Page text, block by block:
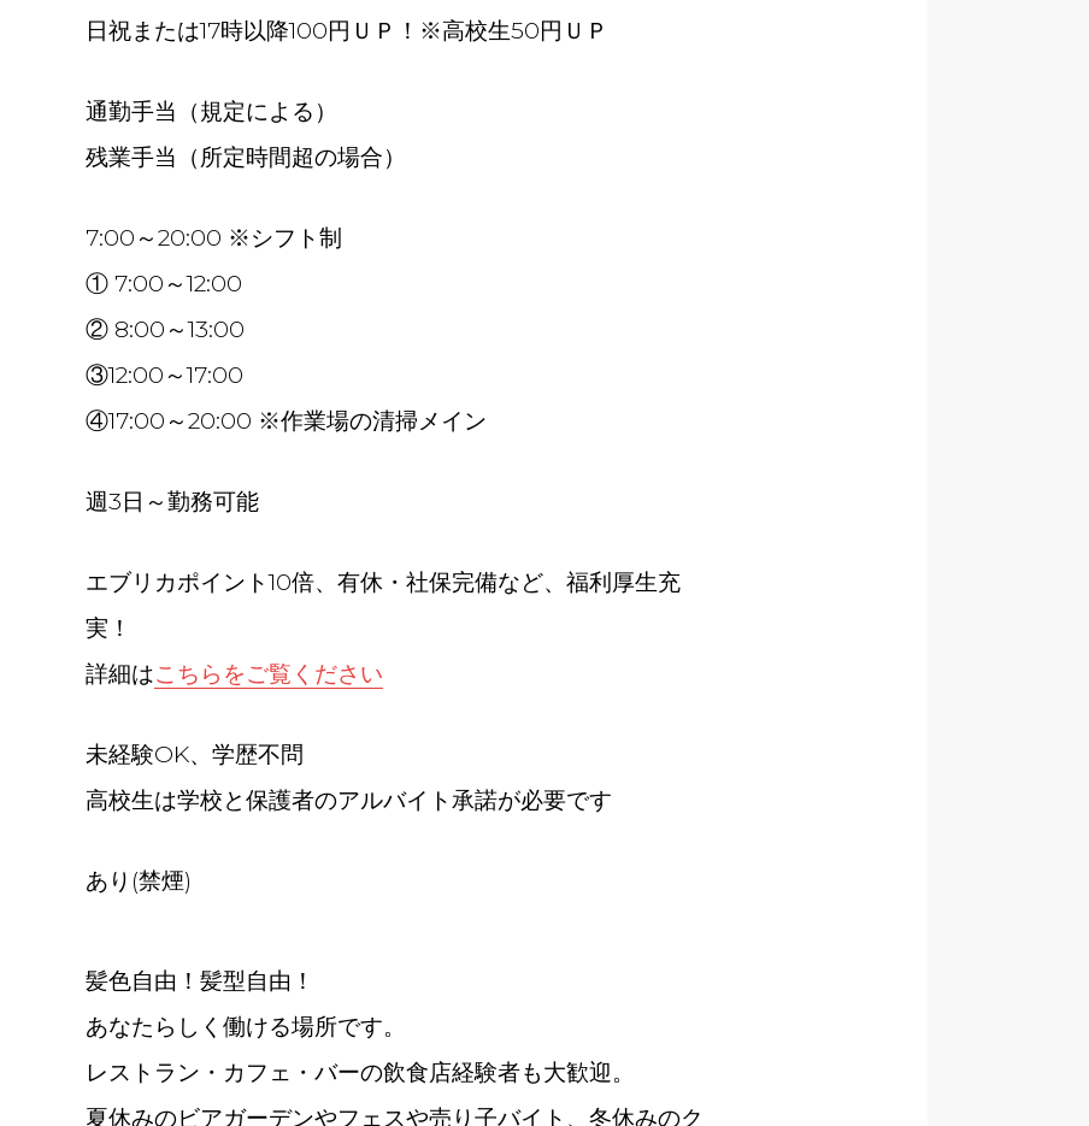
日祝または17時以降100円ＵＰ！※高校生50円ＵＰ
通勤手当（規定による）
残業手当（所定時間超の場合）
7:00～20:00 ※シフト制
① 7:00～12:00
② 8:00～13:00
③12:00～17:00
④17:00～20:00 ※作業場の清掃メイン
週3日～勤務可能
エブリカポイント10倍、有休・社保完備など、福利厚生充
実！
詳細はこちらをご覧ください
未経験OK、学歴不問
高校生は学校と保護者のアルバイト承諾が必要です
あり(禁煙)
髪色自由！髪型自由！
あなたらしく働ける場所です。
レストラン・カフェ・バーの飲食店経験者も大歓迎。
夏休みのビアガーデンやフェスや売り子バイト、冬休みのク